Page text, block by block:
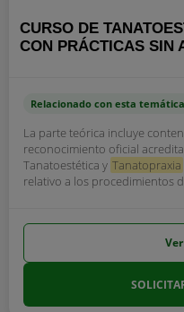
CURSO DE
CON PRÁCTICAS SIN
Relacionado con esta temática
La parte teórica incluye
reconocimiento oficial
Tanatoestética y Tanatopraxia
relativo a los procedimientos